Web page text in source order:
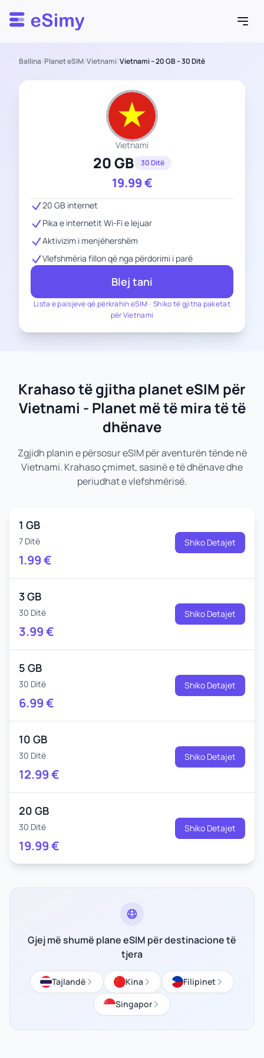
Esimy
Ballina/Planet eSIM/Vietnami/Vietnami – 20 GB – 30 Ditë
Vietnami
20 GB 30 Ditë
19.99€
Lista e paisjeve që përkrahin eSIM-Shiko të gjitha paketat
për Vietnami
20 GB internet
Pika e internetit Wi-Fi e lejuar
Aktivizim i menjëhershëm
Vlefshmëria fillon që nga përdorimi i parë
Blej tani
Krahaso të gjitha planet eSIM për
Vietnami - Planet më të mira të të
dhënave
Zgjidh planin e përsosur eSIM për aventurën tënde në
Vietnami. Krahaso çmimet, sasinë e të dhënave dhe
periudhat e vlefshmërisë.
1 GB
7 Ditë
1.99€
Shiko Detajet
3 GB
30 Ditë
3.99€
Shiko Detajet
5 GB
30 Ditë
6.99€
Shiko Detajet
10 GB
30 Ditë
12.99€
Shiko Detajet
20 GB
30 Ditë
19.99€
Shiko Detajet
Gjej më shumë plane eSIM për destinacione të
tjera
Tajlandë Kina
Filipinet
Singapor